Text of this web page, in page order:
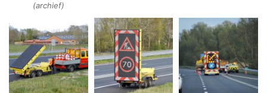
(archief)